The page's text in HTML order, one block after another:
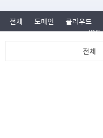
전체 도메인 클라우드
IDC
전체